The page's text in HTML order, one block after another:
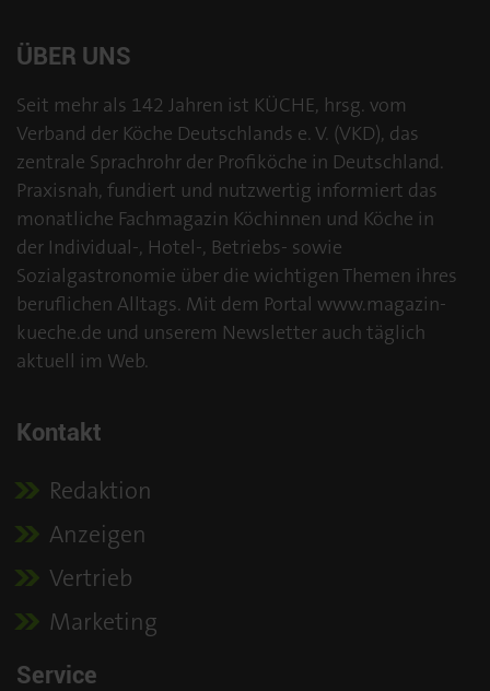
ÜBER UNS
Seit mehr als 142 Jahren ist KÜCHE, hrsg. vom
Verband der Köche Deutschlands e. V. (VKD), das
zentrale Sprachrohr der Profiköche in Deutschland.
Praxisnah, fundiert und nutzwertig informiert das
monatliche Fachmagazin Köchinnen und Köche in
der Individual-, Hotel-, Betriebs- sowie
Sozialgastronomie über die wichtigen Themen ihres
beruflichen Alltags. Mit dem Portal www.magazin-
kueche.de und unserem Newsletter auch täglich
aktuell im Web.
Kontakt
Redaktion
Anzeigen
Vertrieb
Marketing
Service